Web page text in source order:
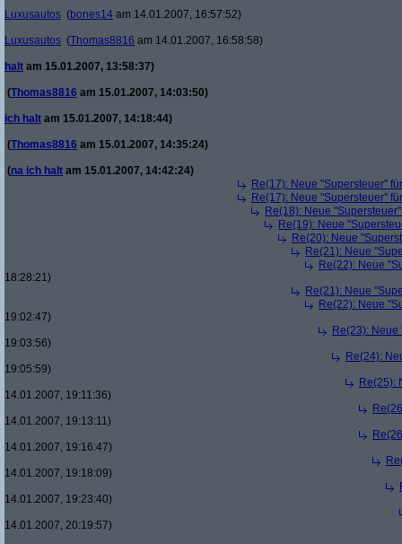
Luxusautos (bones14 am 14.01.2007, 16:57:52)
Luxusautos (Thomas8816 am 14.01.2007, 16:58:58)
halt am 15.01.2007, 13:58:37)
(Thomas8816 am 15.01.2007, 14:03:50)
ich halt am 15.01.2007, 14:18:44)
(Thomas8816 am 15.01.2007, 14:35:24)
(na ich halt am 15.01.2007, 14:42:24)
Re(17): Neue "Supersteuer"
Re(17): Neue "Supersteuer"
Re(18): Neue
Re(19): Neue
Re(20): Neue
Re(21): Neue
Re(22): Neue
18:28:21)
Re(21): Neue
Re(22): Neue
19:02:47)
Re(23):
19:03:56)
Re(24):
19:05:59)
Re(25):
14.01.2007, 19:11:36)
14.01.2007, 19:13:11)
14.01.2007, 19:16:47)
14.01.2007, 19:18:09)
14.01.2007, 19:23:40)
14.01.2007, 20:19:57)